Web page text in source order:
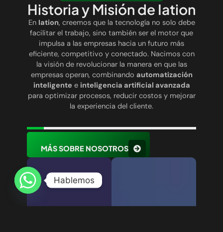
Historia y Misión de Iation
En Iation, creemos que la tecnología no solo debe
facilitar el trabajo, sino también ser el motor que
impulsa a las empresas hacia un futuro más
eficiente, competitivo y conectado. Nacimos con
la visión de revolucionar la manera en que las
empresas operan, combinando automatización
inteligente e inteligencia artificial avanzada
para optimizar procesos, reducir costos y mejorar
la experiencia del cliente.
MÁS SOBRE NOSOTROS
Hablemos